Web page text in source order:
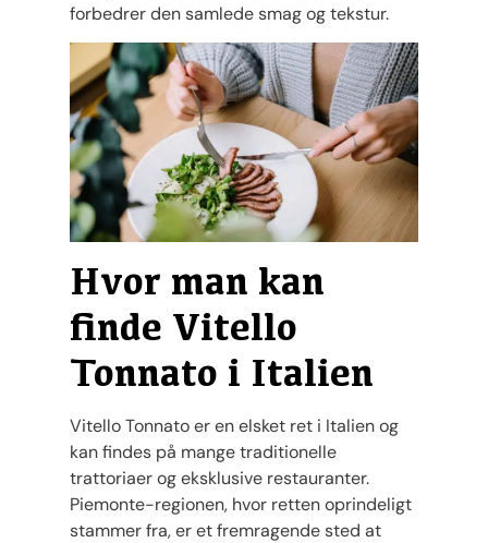
forbedrer den samlede smag og tekstur.
Hvor man kan
finde Vitello
Tonnato i Italien
Vitello Tonnato er en elsket ret i Italien og
kan findes på mange traditionelle
trattoriaer og eksklusive restauranter.
Piemonte-regionen, hvor retten oprindeligt
stammer fra, er et fremragende sted at